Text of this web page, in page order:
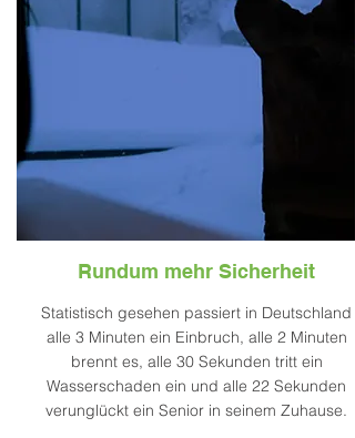
Rundum mehr Sicherheit
Statistisch gesehen passiert in Deutschland
alle 3 Minuten ein Einbruch, alle 2 Minuten
brennt es, alle 30 Sekunden tritt ein
Wasserschaden ein und alle 22 Sekunden
verunglückt ein Senior in seinem Zuhause.